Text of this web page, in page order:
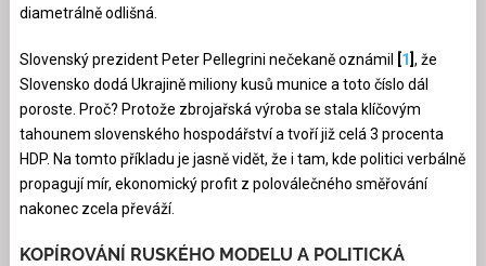
diametrálně odlišná.
Slovenský prezident Peter Pellegrini nečekaně oznámil 1 , že
Slovensko dodá Ukrajině miliony kusů munice a toto číslo dál
poroste. Proč? Protože zbrojařská výroba se stala klíčovým
tahounem slovenského hospodářství a tvoří již celá 3 procenta
HDP. Na tomto příkladu je jasně vidět, že i tam, kde politici verbálně
propagují mír, ekonomický profit z poloválečného směřování
nakonec zcela převáží.
KOPÍROVÁNÍ RUSKÉHO MODELU A POLITICKÁ